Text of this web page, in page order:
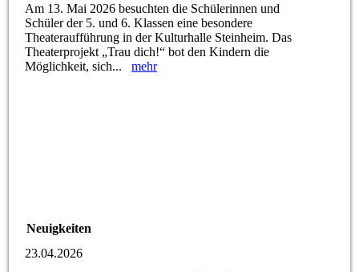
Am 13. Mai 2026 besuchten die Schülerinnen und
Schüler der 5. und 6. Klassen eine besondere
Theateraufführung in der Kulturhalle Steinheim. Das
Theaterprojekt „Trau dich!“ bot den Kindern die
Möglichkeit, sich...mehr
Neuigkeiten
23.04.2026